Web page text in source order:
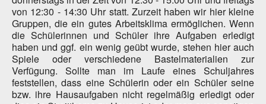
von 12:30 - 14:30 Uhr statt. Zurzeit haben wir hier kleine
Gruppen, die ein gutes Arbeitsklima ermöglichen. Wenn
die Schülerinnen und Schüler ihre Aufgaben erledigt
haben und ggf. ein wenig geübt wurde, stehen hier auch
Spiele oder verschiedene Bastelmaterialien zur
Verfügung. Sollte man im Laufe eines Schuljahres
feststellen, dass eine Schülerin oder ein Schüler seine
bzw. ihre Hausaufgaben nicht regelmäßig erledigt oder